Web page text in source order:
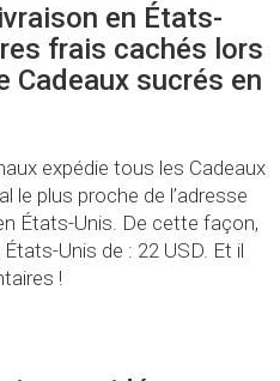
en États-
frais cachés lors
Cadeaux sucrés en
expédie tous les Cadeaux
le plus proche de l’adresse
États-Unis. De cette façon,
Unis de : 22 USD. Et il
!